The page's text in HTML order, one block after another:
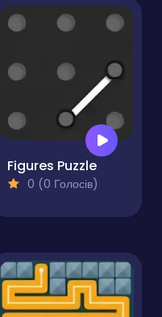
Figures Puzzle
0 (0 Голосів)